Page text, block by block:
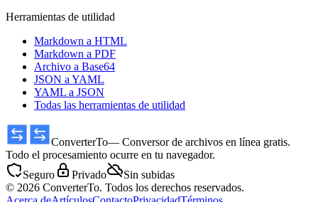
Herramientas de utilidad
Markdown a HTML
Markdown a PDF
Archivo a Base64
JSON a YAML
YAML a JSON
Todas las herramientas de utilidad
ConverterTo— Conversor de archivos en línea gratis.
Todo el procesamiento ocurre en tu navegador.
Seguro
Privado
Sin subidas
© 2026 ConverterTo. Todos los derechos reservados.